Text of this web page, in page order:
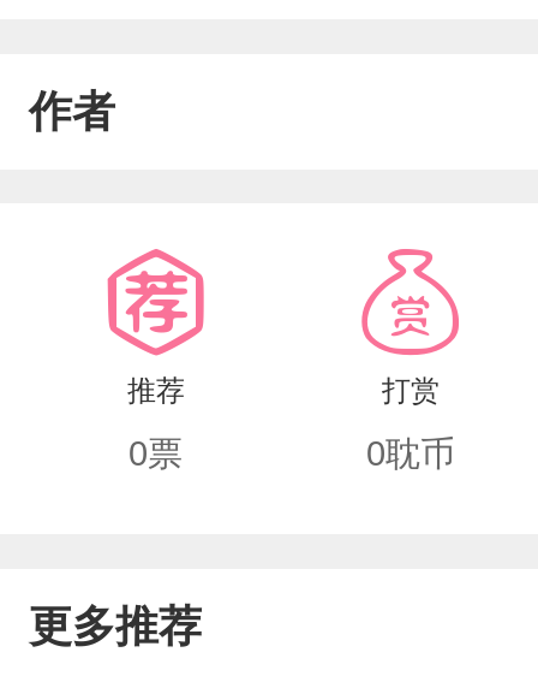
己的生命但又害怕亲人难过，人生也
边亲人或许就又有了活下去的理由。
作者
推荐
0票
打赏
0耽币
更多推荐